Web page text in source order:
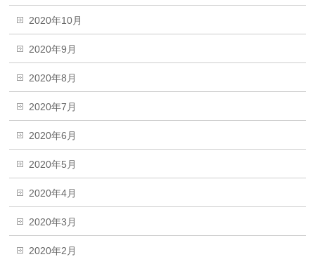
2020年10月
2020年9月
2020年8月
2020年7月
2020年6月
2020年5月
2020年4月
2020年3月
2020年2月